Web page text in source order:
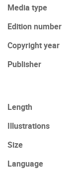
Media type
Edition number
Copyright year
Publisher
Length
Illustrations
Size
Language